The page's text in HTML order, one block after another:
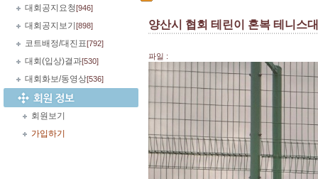
대회공지요청[946]
대회공지보기 [898]
코트배정/대진표[792]
대회(입상)결과[530]
대회화보/동영상[536]
회원보기
가입하기
양산시 협회 테린이 혼복 테니스
파일 :